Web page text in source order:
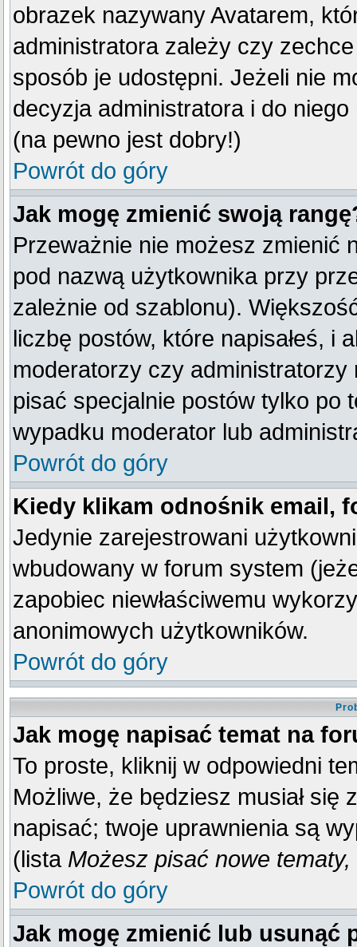
obrazek nazywany Avatarem,
administratora zależy czy
sposób je udostępni. Jeżeli nie
decyzja administratora i do
(na pewno jest dobry!)
Powrót do góry
Jak mogę zmienić swoją
Przeważnie nie możesz zmienić
pod nazwą użytkownika przy
zależnie od szablonu).
liczbę postów, które napisałeś, i
moderatorzy czy
pisać specjalnie postów tylko po
wypadku moderator lub
Powrót do góry
Kiedy klikam odnośnik email,
Jedynie zarejestrowani
wbudowany w forum system
zapobiec niewłaściwemu
anonimowych użytkowników.
Powrót do góry
Jak mogę napisać temat na
To proste, kliknij w odpowiedni
Możliwe, że będziesz musiał się
napisać; twoje uprawnienia są
(lista Możesz pisać nowe
Powrót do góry
Jak mogę zmienić lub usunąć